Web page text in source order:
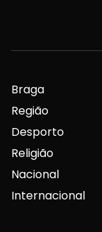
Braga
Região
Desporto
Religião
Nacional
Internacional